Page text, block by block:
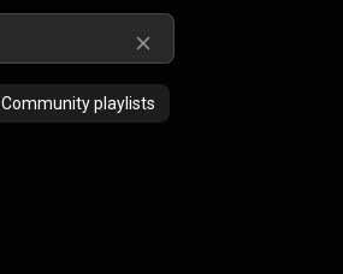
Community playlists